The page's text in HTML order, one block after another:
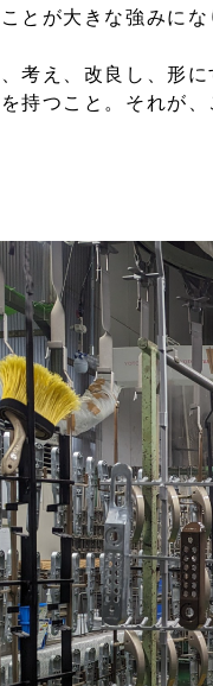
とが大きな強みにな
考え、改良し、形に
持つこと。それが